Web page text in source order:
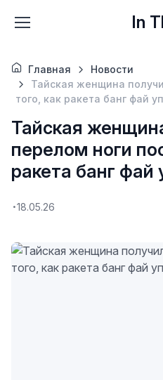
In
Главная
Новости
Тайская женщина
того, как ракета банг фай
Тайская
перелом ноги
ракета банг
18.05.26